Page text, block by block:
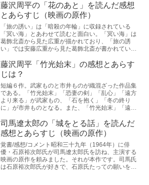
藤沢周平の「花のあと」を読んだ感想
とあらすじ（映画の原作）
「旅の誘い」は「暗殺の年輪」に収録されている
「冥い海」とあわせて読むと面白い。「冥い海」は
葛飾北斎から見た広重が描かれており、「旅の誘
い」では安藤広重から見た葛飾北斎が書かれてい
藤沢周平「竹光始末」の感想とあらす
じは？
短編６作。武家ものと市井ものが織混ざった作品集
である。「竹光始末」「恐妻の剣」「乱心」「遠方
より来る」が武家もの、「石を抱く」「冬の終り
に」が市井ものとなる。また、「竹光始末」「遠方
司馬遼太郎の「城をとる話」を読んだ
感想とあらすじ（映画の原作）
覚書/感想/コメント昭和三十九年（1964年）に俳
優・石原裕次郎氏が司馬遼太郎氏を訪ね、主演する
映画の原作を頼みました。それが本作です。司馬氏
は石原裕次郎氏が好きで、石原氏たっての願いを無